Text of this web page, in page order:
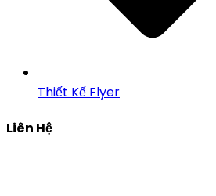
Thiết Kế Flyer
Liên Hệ